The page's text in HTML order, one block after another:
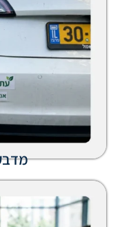
מדבקות ויניל PVC לבן